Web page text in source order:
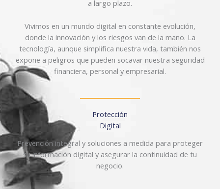
a largo plazo.
Vivimos en un mundo digital en constante evolución,
donde la innovación y los riesgos van de la mano. La
tecnología, aunque simplifica nuestra vida, también nos
expone a peligros que pueden socavar nuestra seguridad
financiera, personal y empresarial.
Protección
Digital
Prevención integral y soluciones a medida para proteger
su información digital y asegurar la continuidad de tu
negocio.